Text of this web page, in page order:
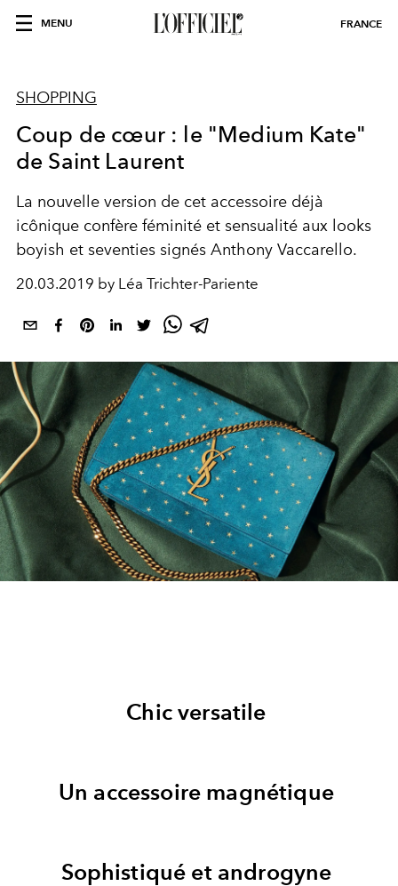
MENU FRANCE
SHOPPING
Coup de cœur : le "Medium Kate"
de Saint Laurent
La nouvelle version de cet accessoire déjà
icônique confère féminité et sensualité aux looks
boyish et seventies signés Anthony Vaccarello.
20.03.2019 by Léa Trichter-Pariente
Chic versatile
Un accessoire magnétique
Sophistiqué et androgyne